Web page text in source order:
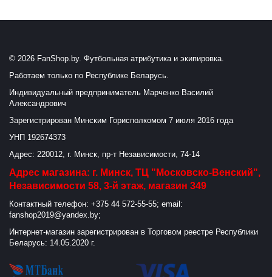
© 2026 FanShop.by. Футбольная атрибутика и экипировка.
Работаем только по Республике Беларусь.
Индивидуальный предприниматель Марченко Василий
Александрович
Зарегистрирован Минским Горисполкомом 7 июля 2016 года
УНП 192674373
Адрес: 220012, г. Минск, пр-т Независимости, 74-14
Адрес магазина: г. Минск, ТЦ "Московско-Венский",
Независимости 58, 3-й этаж, магазин 349
Контактный телефон: +375 44 572-55-55; email:
fanshop2019@yandex.by;
Интернет-магазин зарегистрирован в Торговом реестре Республики
Беларусь: 14.05.2020 г.